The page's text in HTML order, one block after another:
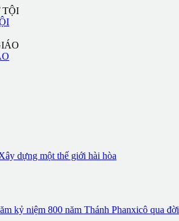
dựng một thế giới hài hòa
kỷ niệm 800 năm Thánh Phanxicô qua đời